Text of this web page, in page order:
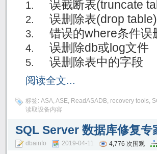
误截断表(truncate
误删除表(drop table)
错误的where条件误
误删除db或log文件
误删除表中的字段
阅读全文...
标签: ASA, ASE, ReadASADB, recovery tools,
读取设备内容
SQL Server 数据库修复
dbainfo 2019-04-11 4,776 次围观